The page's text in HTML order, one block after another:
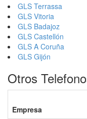
GLS Terrassa
GLS Vitoria
GLS Badajoz
GLS Castellón
GLS A Coruña
GLS Gijón
Otros
Empresa